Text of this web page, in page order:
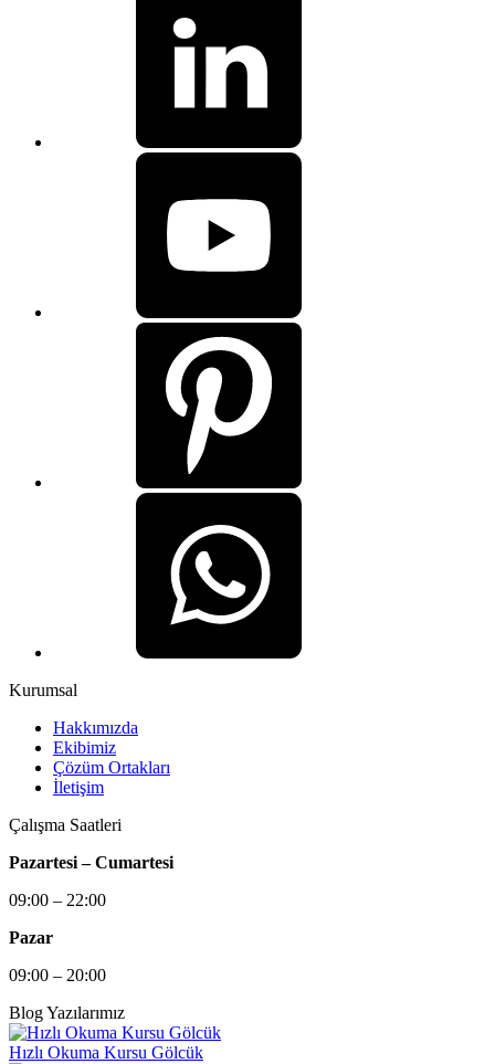
Kurumsal
Hakkımızda
Ekibimiz
Çözüm Ortakları
İletişim
Çalışma Saatleri
Pazartesi – Cumartesi
09:00 – 22:00
Pazar
09:00 – 20:00
Blog Yazılarımız
Hızlı Okuma Kursu Gölcük